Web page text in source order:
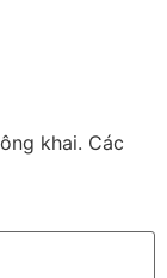
khai. Các